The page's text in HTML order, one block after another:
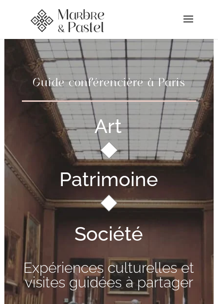
Guide conférencière à Paris
Art
Patrimoine
Société
Expériences culturelles et
visites guidées à partager